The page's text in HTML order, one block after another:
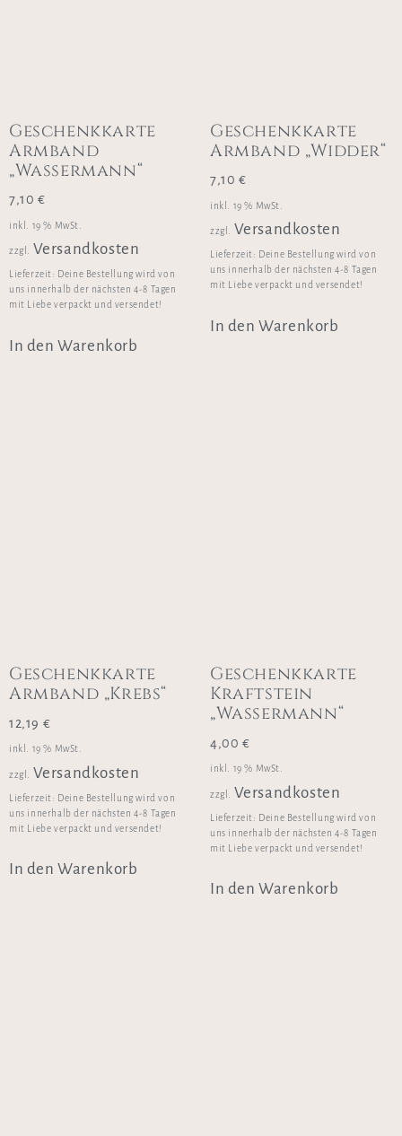
Geschenkkarte
Armband
„Wassermann“
7,10 €
inkl. 19 % MwSt.
zzgl. Versandkosten
Lieferzeit: Deine Bestellung wird von
uns innerhalb der nächsten 4-8 Tagen
mit Liebe verpackt und versendet!
In den Warenkorb
Geschenkkarte
Armband „Widder“
7,10 €
inkl. 19 % MwSt.
zzgl. Versandkosten
Lieferzeit: Deine Bestellung wird von
uns innerhalb der nächsten 4-8 Tagen
mit Liebe verpackt und versendet!
In den Warenkorb
Geschenkkarte
Armband „Krebs“
12,19 €
inkl. 19 % MwSt.
zzgl. Versandkosten
Lieferzeit: Deine Bestellung wird von
uns innerhalb der nächsten 4-8 Tagen
mit Liebe verpackt und versendet!
In den Warenkorb
Geschenkkarte
Kraftstein
„Wassermann“
4,00 €
inkl. 19 % MwSt.
zzgl. Versandkosten
Lieferzeit: Deine Bestellung wird von
uns innerhalb der nächsten 4-8 Tagen
mit Liebe verpackt und versendet!
In den Warenkorb